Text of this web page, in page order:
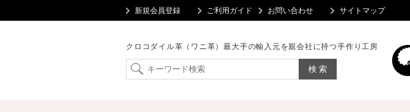
新規会員登録 ご利用ガイド お問い合わせ サイトマップ
クロコダイル革（ワニ革）最大手の輸入元を親会社に持つ手作り工房